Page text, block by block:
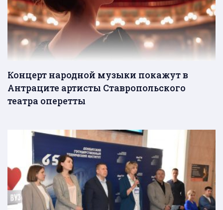
Концерт народной музыки покажут в
Антраците артисты Ставропольского
театра оперетты